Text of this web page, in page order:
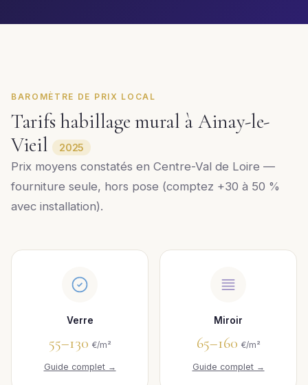
BAROMÈTRE DE PRIX LOCAL
Tarifs habillage mural à Ainay-le-
Vieil
2025
Prix moyens constatés en Centre-Val de Loire —
fourniture seule, hors pose (comptez +30 à 50 %
avec installation).
Verre
55–130 €/m²
Guide complet →
Miroir
65–160 €/m²
Guide complet →